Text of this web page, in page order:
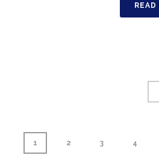
READ
1 2 3 4